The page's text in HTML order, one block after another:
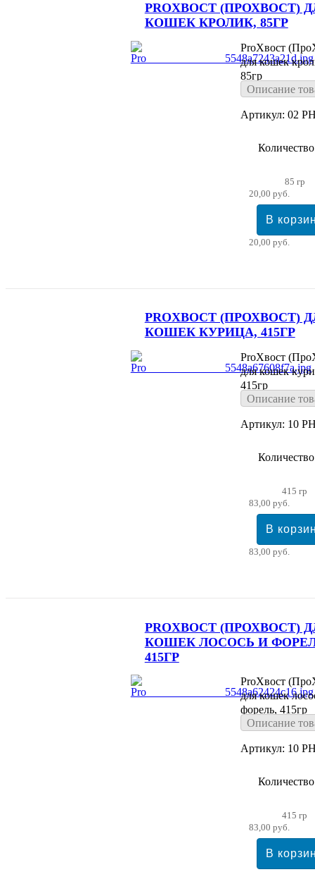
PROХВОСТ (ПРОХВОСТ)
КОШЕК КРОЛИК, 85ГР
ProХвост
для кошек
85гр
Описание
Артикул: 02
85 гр
20,00 руб.
20,00 руб.
PROХВОСТ (ПРОХВОСТ)
КОШЕК КУРИЦА, 415ГР
ProХвост
для кошек
415гр
Описание
Артикул: 10
415 гр
83,00 руб.
83,00 руб.
PROХВОСТ (ПРОХВОСТ)
КОШЕК ЛОСОСЬ И
415ГР
ProХвост
для кошек
форель, 415гр
Описание
Артикул: 10
415 гр
83,00 руб.